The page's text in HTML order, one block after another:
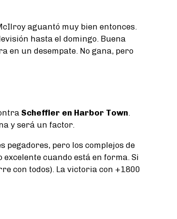
aguantó muy bien entonces.
hasta el domingo. Buena
en un desempate. No gana, pero
Scheffler en Harbor Town.
y será un factor.
pegadores, pero los complejos de
cuando está en forma. Si
con todos). La victoria con +1800